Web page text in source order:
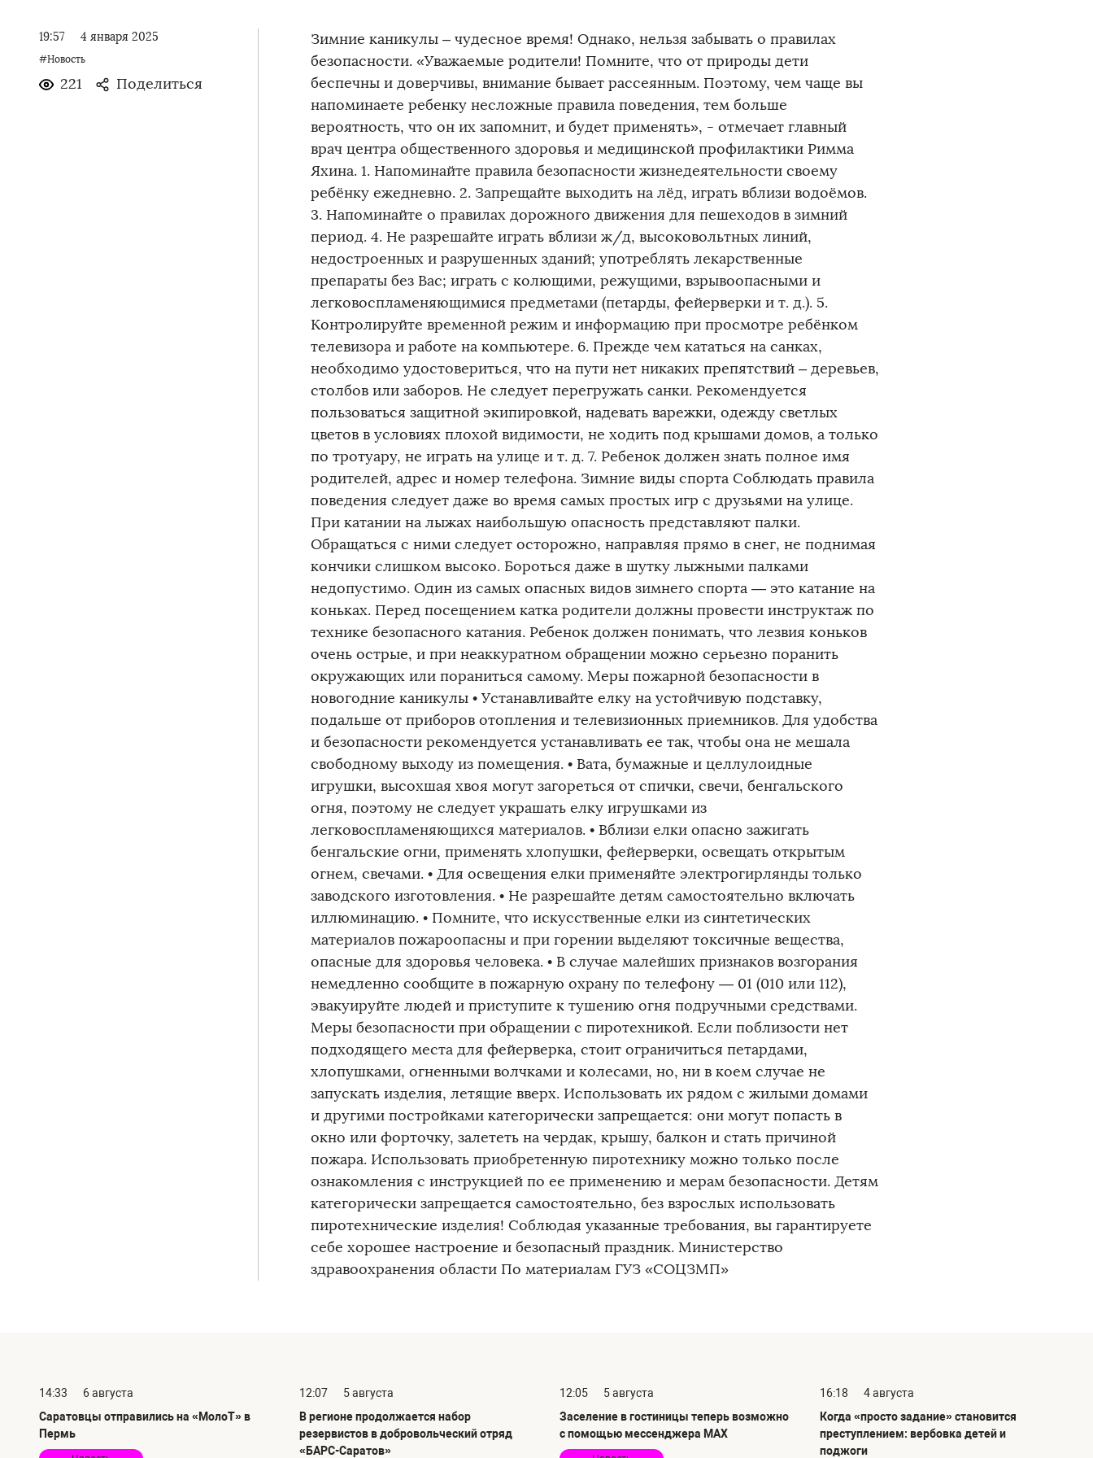
19:57 4 января 2025
#Новость
221 Поделиться
Зимние каникулы – чудесное время! Однако, нельзя забывать о правилах
безопасности. «Уважаемые родители! Помните, что от природы дети
беспечны и доверчивы, внимание бывает рассеянным. Поэтому, чем чаще вы
напоминаете ребенку несложные правила поведения, тем больше
вероятность, что он их запомнит, и будет применять», - отмечает главный
врач центра общественного здоровья и медицинской профилактики Римма
Яхина. 1. Напоминайте правила безопасности жизнедеятельности своему
ребёнку ежедневно. 2. Запрещайте выходить на лёд, играть вблизи водоёмов.
3. Напоминайте о правилах дорожного движения для пешеходов в зимний
период. 4. Не разрешайте играть вблизи ж/д, высоковольтных линий,
недостроенных и разрушенных зданий; употреблять лекарственные
препараты без Вас; играть с колющими, режущими, взрывоопасными и
легковоспламеняющимися предметами (петарды, фейерверки и т. д.). 5.
Контролируйте временной режим и информацию при просмотре ребёнком
телевизора и работе на компьютере. 6. Прежде чем кататься на санках,
необходимо удостовериться, что на пути нет никаких препятствий – деревьев,
столбов или заборов. Не следует перегружать санки. Рекомендуется
пользоваться защитной экипировкой, надевать варежки, одежду светлых
цветов в условиях плохой видимости, не ходить под крышами домов, а только
по тротуару, не играть на улице и т. д. 7. Ребенок должен знать полное имя
родителей, адрес и номер телефона. Зимние виды спорта Соблюдать правила
поведения следует даже во время самых простых игр с друзьями на улице.
При катании на лыжах наибольшую опасность представляют палки.
Обращаться с ними следует осторожно, направляя прямо в снег, не поднимая
кончики слишком высоко. Бороться даже в шутку лыжными палками
недопустимо. Один из самых опасных видов зимнего спорта — это катание на
коньках. Перед посещением катка родители должны провести инструктаж по
технике безопасного катания. Ребенок должен понимать, что лезвия коньков
очень острые, и при неаккуратном обращении можно серьезно поранить
окружающих или пораниться самому. Меры пожарной безопасности в
новогодние каникулы • Устанавливайте елку на устойчивую подставку,
подальше от приборов отопления и телевизионных приемников. Для удобства
и безопасности рекомендуется устанавливать ее так, чтобы она не мешала
свободному выходу из помещения. • Вата, бумажные и целлулоидные
игрушки, высохшая хвоя могут загореться от спички, свечи, бенгальского
огня, поэтому не следует украшать елку игрушками из
легковоспламеняющихся материалов. • Вблизи елки опасно зажигать
бенгальские огни, применять хлопушки, фейерверки, освещать открытым
огнем, свечами. • Для освещения елки применяйте электрогирлянды только
заводского изготовления. • Не разрешайте детям самостоятельно включать
иллюминацию. • Помните, что искусственные елки из синтетических
материалов пожароопасны и при горении выделяют токсичные вещества,
опасные для здоровья человека. • В случае малейших признаков возгорания
немедленно сообщите в пожарную охрану по телефону — 01 (010 или 112),
эвакуируйте людей и приступите к тушению огня подручными средствами.
Меры безопасности при обращении с пиротехникой. Если поблизости нет
подходящего места для фейерверка, стоит ограничиться петардами,
хлопушками, огненными волчками и колесами, но, ни в коем случае не
запускать изделия, летящие вверх. Использовать их рядом с жилыми домами
и другими постройками категорически запрещается: они могут попасть в
окно или форточку, залететь на чердак, крышу, балкон и стать причиной
пожара. Использовать приобретенную пиротехнику можно только после
ознакомления с инструкцией по ее применению и мерам безопасности. Детям
категорически запрещается самостоятельно, без взрослых использовать
пиротехнические изделия! Соблюдая указанные требования, вы гарантируете
себе хорошее настроение и безопасный праздник. Министерство
здравоохранения области По материалам ГУЗ «СОЦЗМП»
14:33
6 августа
Саратовцы отправились на «МолоТ» в
Пермь
12:07
5 августа
В регионе продолжается набор
резервистов в добровольческий отряд
«БАРС-Саратов»
12:05
5 августа
Заселение в гостиницы теперь возможно
с помощью мессенджера MAX
16:18
4 августа
Когда «просто задание» становится
преступлением: вербовка детей и
поджоги